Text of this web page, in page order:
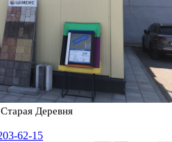
Деревня
62-15